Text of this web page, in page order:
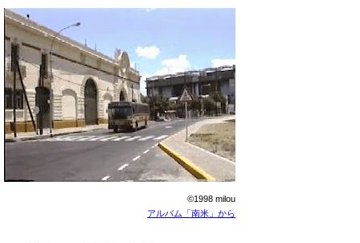
©1998 milou
アルバム「南米」から